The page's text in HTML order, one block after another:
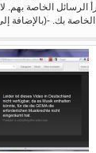
الرسائل الخاصة
الخاصة بك. -
بي للحصول على مزيد من المعلومات.